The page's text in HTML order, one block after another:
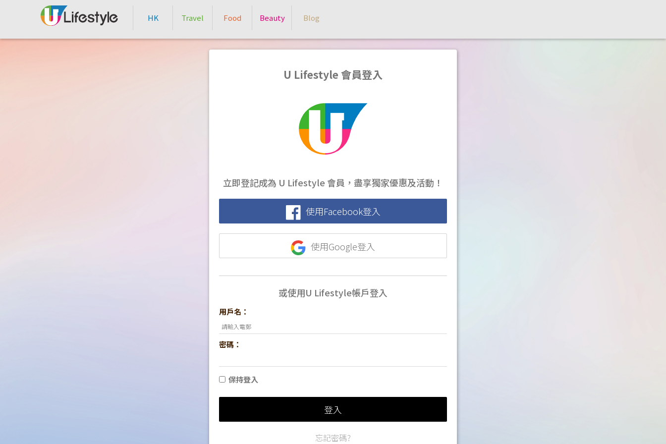
HK Travel Food Beauty Blog
U Lifestyle 會員登入
立即登記成為 U Lifestyle 會員，盡享獨家優惠及活動！
使用Facebook登入
使用Google登入
或使用U Lifestyle帳戶登入
用戶名：
密碼：
保持登入
登入
忘記密碼?